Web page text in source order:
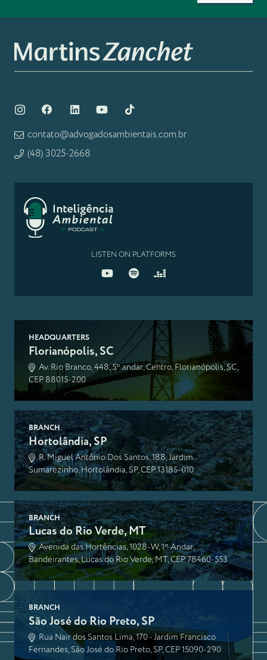
contato@advogadosambientais.com.br
(48) 3025-2668
LISTEN ON PLATFORMS
HEADQUARTERS
Florianópolis, SC
Av. Rio Branco, 448, 5º andar, Centro, Florianópolis, SC,
CEP 88015-200
BRANCH
Hortolândia, SP
R. Miguel Antônio Dos Santos, 188, Jardim
Sumarezinho, Hortolândia, SP, CEP 13185-010
BRANCH
Lucas do Rio Verde, MT
Avenida das Hortências, 1028-W, 1º Andar,
Bandeirantes, Lucas do Rio Verde, MT, CEP 78460-553
BRANCH
São José do Rio Preto, SP
Rua Nair dos Santos Lima, 170 - Jardim Francisco
Fernandes, São José do Rio Preto, SP, CEP 15090-290